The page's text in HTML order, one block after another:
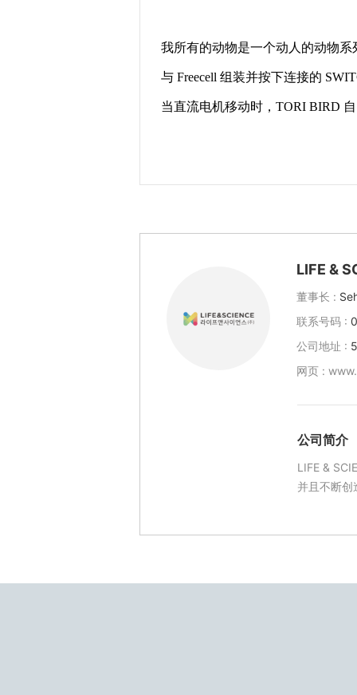
LIFE &
董事长 :
联系号码 :
公司地址 :
网页 :
公司简介
LIFE &
并且不断创